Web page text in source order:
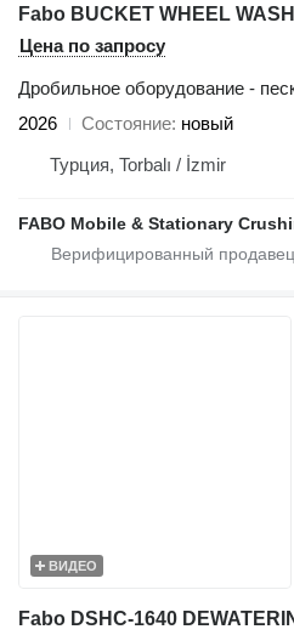
Fabo BUCKET WHEEL
Цена по запросу
Дробильное оборудование -
2026
Состояние новый
Турция, Torbalı / İzmir
ВИДЕО
Fabo DSHC-1640